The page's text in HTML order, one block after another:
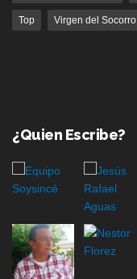
Top Virgen del Socorro
¿Quien Escribe?